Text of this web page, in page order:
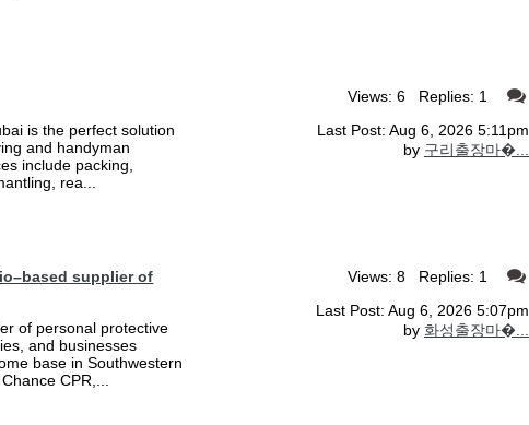
is the perfect solution
and handyman
include packing,
rea...
Views: 6 Replies: 1
Last Post: Aug 6, 2026 5:11pm
by 구리출장마�...
supplier of
of personal protective
and businesses
base in Southwestern
CPR,...
Views: 8 Replies: 1
Last Post: Aug 6, 2026 5:07pm
by 화성출장마�...